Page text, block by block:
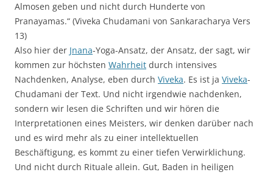
Almosen geben und nicht durch Hunderte von
Pranayamas.“ (Viveka Chudamani von Sankaracharya Vers
13)
Also hier der Jnana-Yoga-Ansatz, der Ansatz, der sagt, wir
kommen zur höchsten Wahrheit durch intensives
Nachdenken, Analyse, eben durch Viveka. Es ist ja Viveka-
Chudamani der Text. Und nicht irgendwie nachdenken,
sondern wir lesen die Schriften und wir hören die
Interpretationen eines Meisters, wir denken darüber nach
und es wird mehr als zu einer intellektuellen
Beschäftigung, es kommt zu einer tiefen Verwirklichung.
Und nicht durch Rituale allein. Gut, Baden in heiligen